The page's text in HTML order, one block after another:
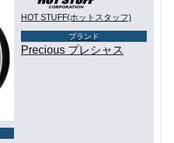
HOT STUFF(ホットスタッフ)
ブランド
Precious プレシャス